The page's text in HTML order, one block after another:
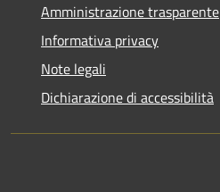
Amministrazione trasparente
Informativa privacy
Note legali
Dichiarazione di accessibilità